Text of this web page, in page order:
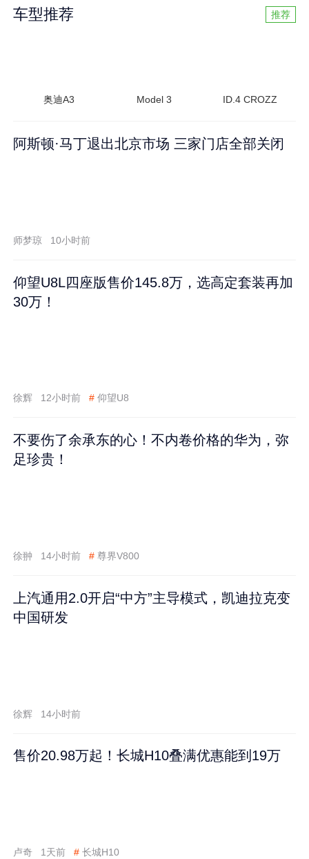
车型推荐 推荐
奥迪A3 Model 3 ID.4 CROZZ
阿斯顿·马丁退出北京市场 三家门店全部关闭
师梦琼 10小时前
仰望U8L四座版售价145.8万，选高定套装再加
30万！
徐辉 12小时前 # 仰望U8
不要伤了余承东的心！不内卷价格的华为，弥
足珍贵！
徐翀 14小时前 # 尊界V800
上汽通用2.0开启“中方”主导模式，凯迪拉克变
中国研发
徐辉 14小时前
售价20.98万起！长城H10叠满优惠能到19万
卢奇 1天前 # 长城H10